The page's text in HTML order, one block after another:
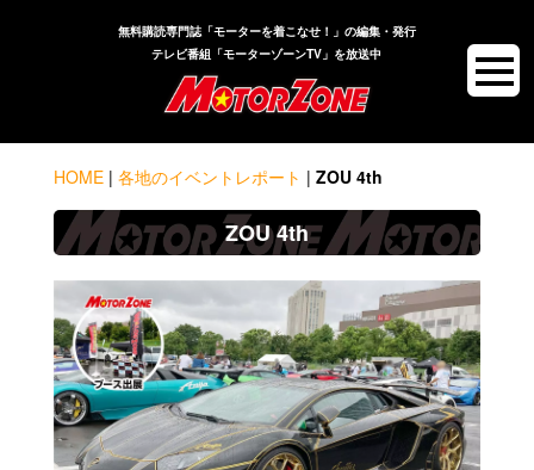
無料購読専門誌「モーターを着こなせ！」の編集・発行
テレビ番組「モーターゾーンTV」を放送中
HOME| 各地のイベントレポート | ZOU 4th
ZOU 4th